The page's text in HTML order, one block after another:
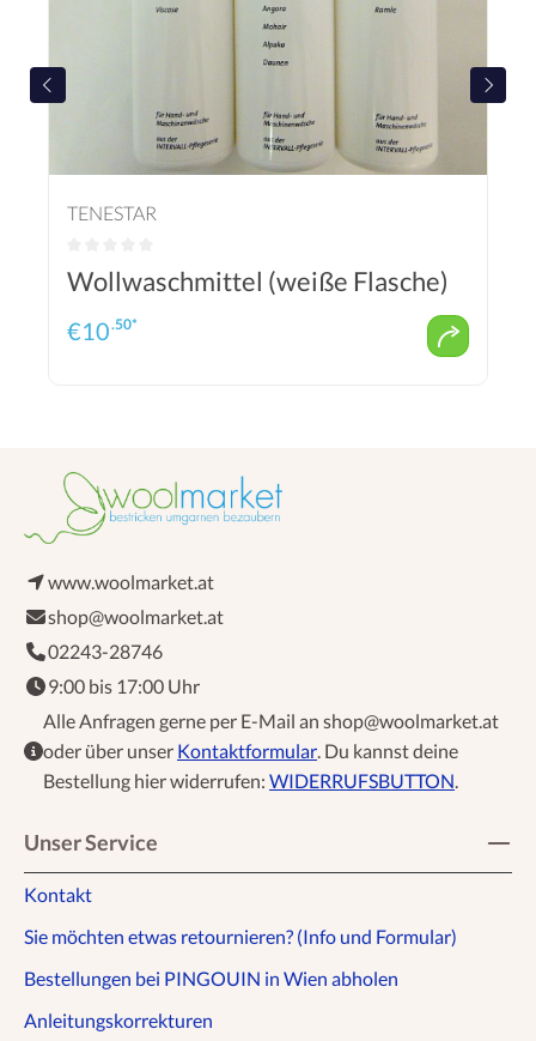
TENESTAR
Wollwaschmittel (weiße Flasche)
€10.50*
www.woolmarket.at
shop@woolmarket.at
02243-28746
9:00 bis 17:00 Uhr
Alle Anfragen gerne per E-Mail an shop@woolmarket.at
oder über unser Kontaktformular . Du kannst deine
Bestellung hier widerrufen: WIDERRUFSBUTTON
Unser Service
Kontakt
Sie möchten etwas retournieren? (Info und Formular)
Bestellungen bei PINGOUIN in Wien abholen
Anleitungskorrekturen